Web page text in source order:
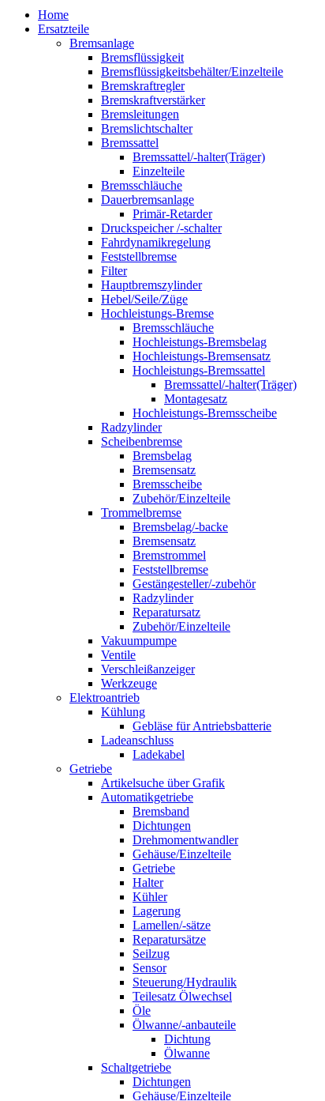
Home
Ersatzteile
Bremsanlage
Bremsflüssigkeit
Bremsflüssigkeitsbehälter/Einzelteile
Bremskraftregler
Bremskraftverstärker
Bremsleitungen
Bremslichtschalter
Bremssattel
Bremssattel/-halter(Träger)
Einzelteile
Bremsschläuche
Dauerbremsanlage
Primär-Retarder
Druckspeicher /-schalter
Fahrdynamikregelung
Feststellbremse
Filter
Hauptbremszylinder
Hebel/Seile/Züge
Hochleistungs-Bremse
Bremsschläuche
Hochleistungs-Bremsbelag
Hochleistungs-Bremsensatz
Hochleistungs-Bremssattel
Bremssattel/-halter(Träger)
Montagesatz
Hochleistungs-Bremsscheibe
Radzylinder
Scheibenbremse
Bremsbelag
Bremsensatz
Bremsscheibe
Zubehör/Einzelteile
Trommelbremse
Bremsbelag/-backe
Bremsensatz
Bremstrommel
Feststellbremse
Gestängesteller/-zubehör
Radzylinder
Reparatursatz
Zubehör/Einzelteile
Vakuumpumpe
Ventile
Verschleißanzeiger
Werkzeuge
Elektroantrieb
Kühlung
Gebläse für Antriebsbatterie
Ladeanschluss
Ladekabel
Getriebe
Artikelsuche über Grafik
Automatikgetriebe
Bremsband
Dichtungen
Drehmomentwandler
Gehäuse/Einzelteile
Getriebe
Halter
Kühler
Lagerung
Lamellen/-sätze
Reparatursätze
Seilzug
Sensor
Steuerung/Hydraulik
Teilesatz Ölwechsel
Öle
Ölwanne/-anbauteile
Dichtung
Ölwanne
Schaltgetriebe
Dichtungen
Gehäuse/Einzelteile